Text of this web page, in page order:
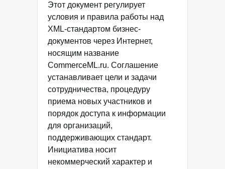
Этот документ регулирует
условия и правила работы над
XML-стандартом бизнес-
документов через Интернет,
носящим название
CommerceML.ru. Соглашение
устанавливает цели и задачи
сотрудничества, процедуру
приема новых участников и
порядок доступа к информации
для организаций,
поддерживающих стандарт.
Инициатива носит
некоммерческий характер и